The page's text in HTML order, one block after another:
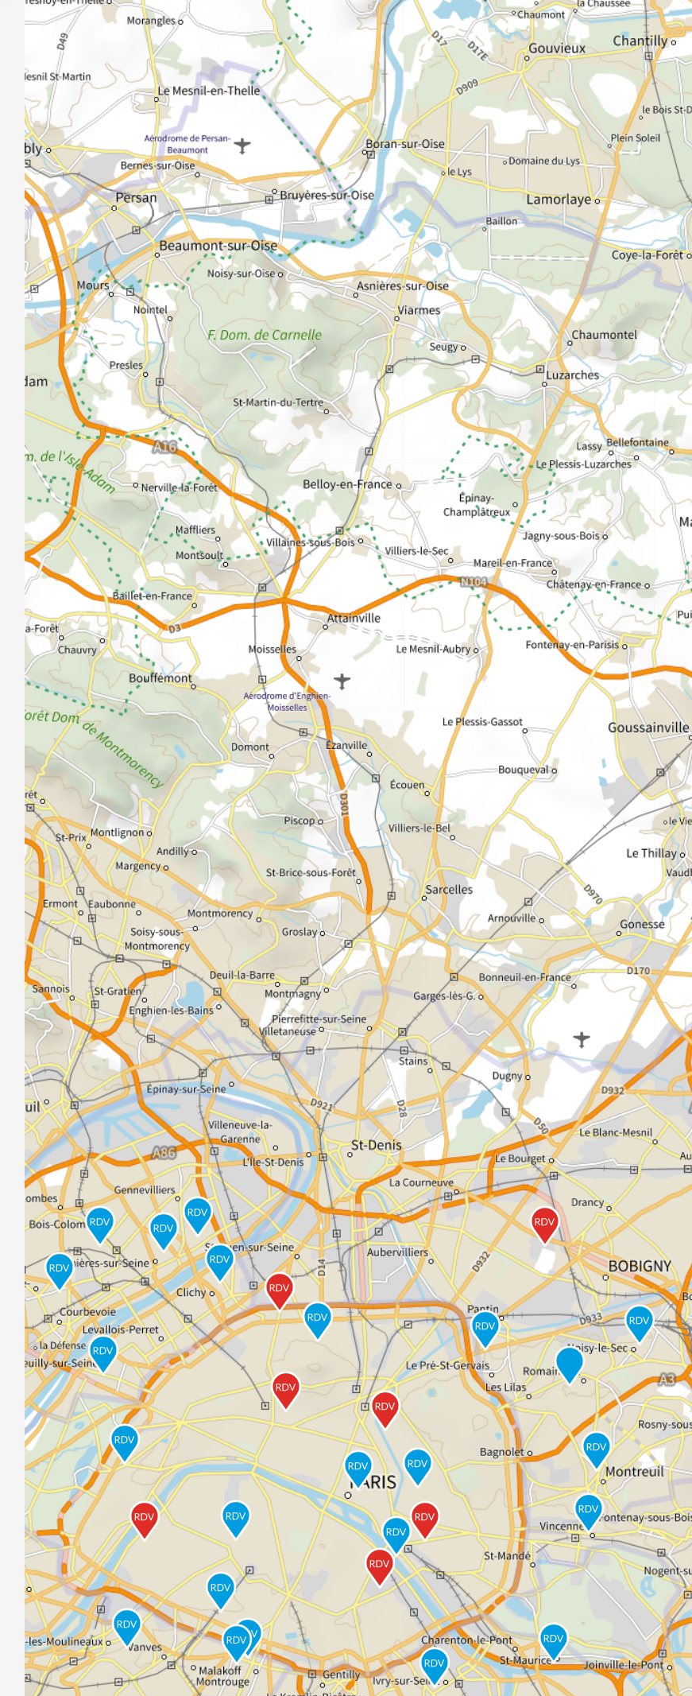
aux favoris
aux favoris
aux favoris
aux favoris
aux favoris
aux favoris
aux favoris
aux favoris